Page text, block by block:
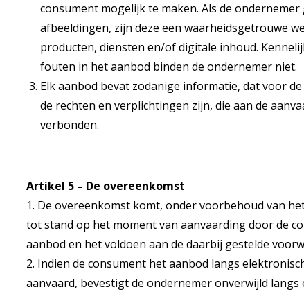
consument mogelijk te maken. Als de
afbeeldingen, zijn deze een waarheidsgetrouwe
producten, diensten en/of digitale inhoud.
fouten in het aanbod binden de ondernemer niet.
Elk aanbod bevat zodanige informatie, dat voor
de rechten en verplichtingen zijn, die aan de
verbonden.
Artikel 5 – De overeenkomst
1. De overeenkomst komt, onder voorbehoud van
tot stand op het moment van aanvaarding door de
aanbod en het voldoen aan de daarbij gestelde
2. Indien de consument het aanbod langs
aanvaard, bevestigt de ondernemer onverwijld